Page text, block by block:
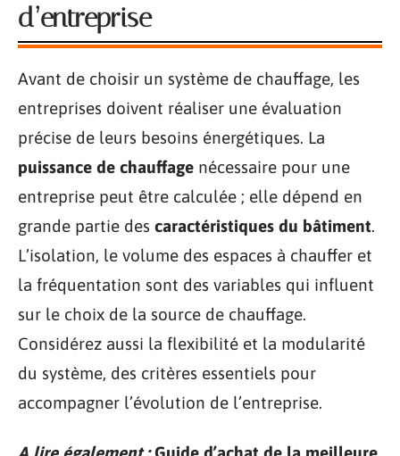
d’entreprise
Avant de choisir un système de chauffage, les
entreprises doivent réaliser une évaluation
précise de leurs besoins énergétiques. La
puissance de chauffage nécessaire pour une
entreprise peut être calculée ; elle dépend en
grande partie des caractéristiques du bâtiment.
L’isolation, le volume des espaces à chauffer et
la fréquentation sont des variables qui influent
sur le choix de la source de chauffage.
Considérez aussi la flexibilité et la modularité
du système, des critères essentiels pour
accompagner l’évolution de l’entreprise.
A lire également : Guide d’achat de la meilleure